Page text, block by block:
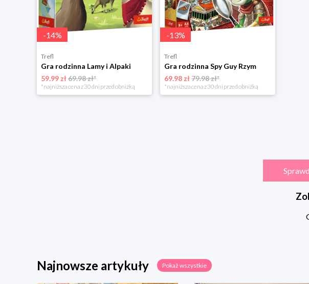
-14%
Trefl
Gra rodzinna Lamy i Alpaki
59.99 zł69.98 zł*
*najniższa cena z 30 dni przed obniżką
-13%
Trefl
Gra rodzinna Spy Guy Rzym
69.98 zł79.98 zł*
*najniższa cena z 30 dni przed obniżką
Najnowsze artykuły Pokaż wszystkie